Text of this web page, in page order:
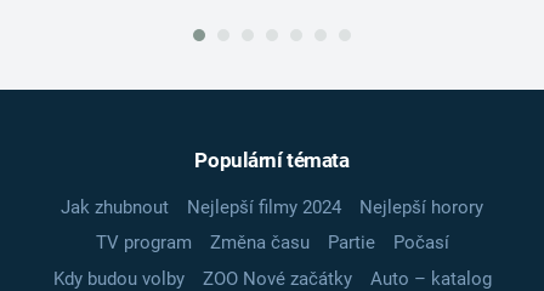
Populární témata
Jak zhubnout Nejlepší filmy 2024
Nejlepší horory
TV program
Změna času Partie
Počasí
Kdy budou volby
ZOO Nové začátky
Auto – katalog